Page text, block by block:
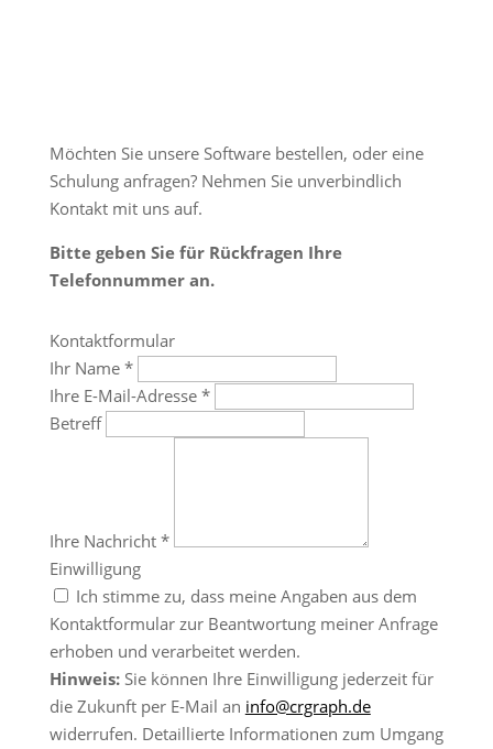
Möchten Sie unsere Software bestellen, oder eine
Schulung anfragen? Nehmen Sie unverbindlich
Kontakt mit uns auf.
Bitte geben Sie für Rückfragen Ihre
Telefonnummer an.
Kontaktformular
Ihr Name *
Ihre E-Mail-Adresse *
Betreff
Ihre Nachricht *
Einwilligung
Ich stimme zu, dass meine Angaben aus dem
Kontaktformular zur Beantwortung meiner Anfrage
erhoben und verarbeitet werden.
Hinweis:Sie können Ihre Einwilligung jederzeit für
die Zukunft per E-Mail an info@crgraph.de
widerrufen. Detaillierte Informationen zum Umgang